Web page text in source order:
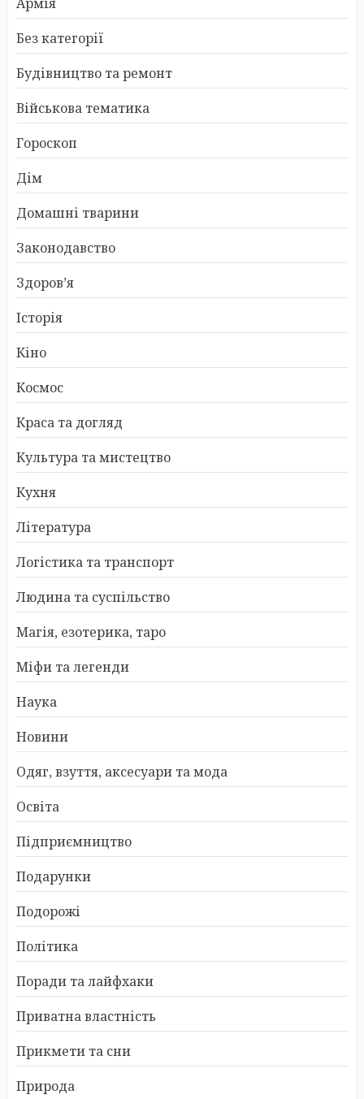
Без категорії
Будівництво та ремонт
Військова тематика
Гороскоп
Дім
Домашні тварини
Законодавство
Здоров’я
Історія
Кіно
Космос
Краса та догляд
Культура та мистецтво
Кухня
Література
Логістика та транспорт
Людина та суспільство
Магія, езотерика, таро
Міфи та легенди
Наука
Новини
Одяг, взуття, аксесуари та мода
Освіта
Підприємництво
Подарунки
Подорожі
Політика
Поради та лайфхаки
Приватна властність
Прикмети та сни
Природа